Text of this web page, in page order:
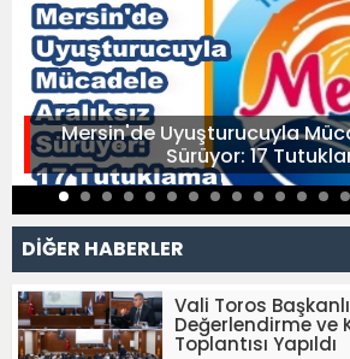
Mersin'de Uyuşturucuyla
Sürüyor: 17
DİĞER HABERLER
Vali Toros
Değerlendirme ve
Toplantısı Yapıldı